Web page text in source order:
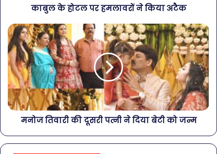
काबुल के होटल पर हमलावरों ने किया अटैक
मनोज तिवारी की दूसरी पत्नी ने दिया बेटी को जन्म